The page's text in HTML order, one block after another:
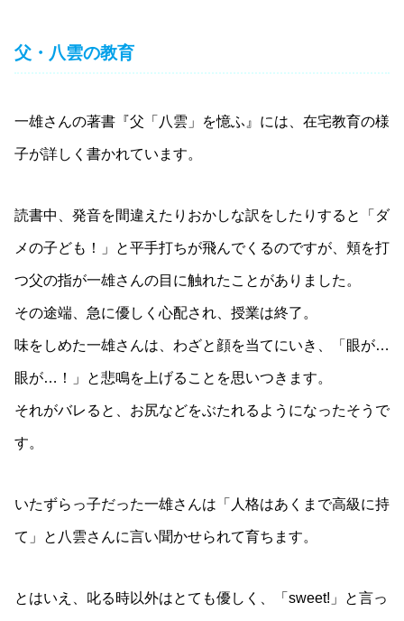
父・八雲の教育
一雄さんの著書『父「八雲」を憶ふ』には、在宅教育の様
子が詳しく書かれています。
読書中、発音を間違えたりおかしな訳をしたりすると「ダ
メの子ども！」と平手打ちが飛んでくるのですが、頬を打
つ父の指が一雄さんの目に触れたことがありました。
その途端、急に優しく心配され、授業は終了。
味をしめた一雄さんは、わざと顔を当てにいき、「眼が…
眼が…！」と悲鳴を上げることを思いつきます。
それがバレると、お尻などをぶたれるようになったそうで
す。
いたずらっ子だった一雄さんは「人格はあくまで高級に持
て」と八雲さんに言い聞かせられて育ちます。
とはいえ、叱る時以外はとても優しく、「sweet!」と言っ